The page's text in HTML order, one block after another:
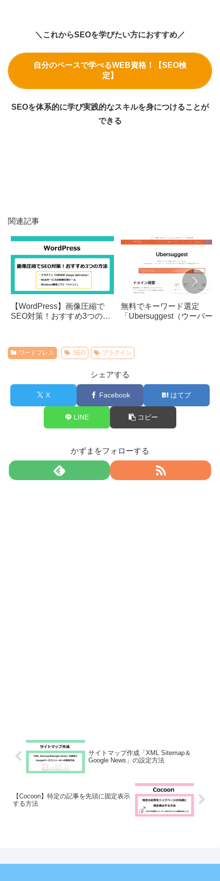
＼これからSEOを学びたい方におすすめ／
自分のペースで学べるWEB資格！【SEO検
定】
SEOを体系的に学び実践的なスキルを身につけることが
できる
関連記事
【WordPress】画像圧縮で
SEO対策！おすすめ3つの方
無料でキーワード選定
「Ubersuggest（ウーバーサ
ワードプレス SEO プラグイン
シェアする
X Facebook はてブ
LINE コピー
かずまをフォローする
サイトマップ作成「XML Sitemap＆
Google News」の設定方法
【Cocoon】特定の記事を先頭に固定表示
する方法